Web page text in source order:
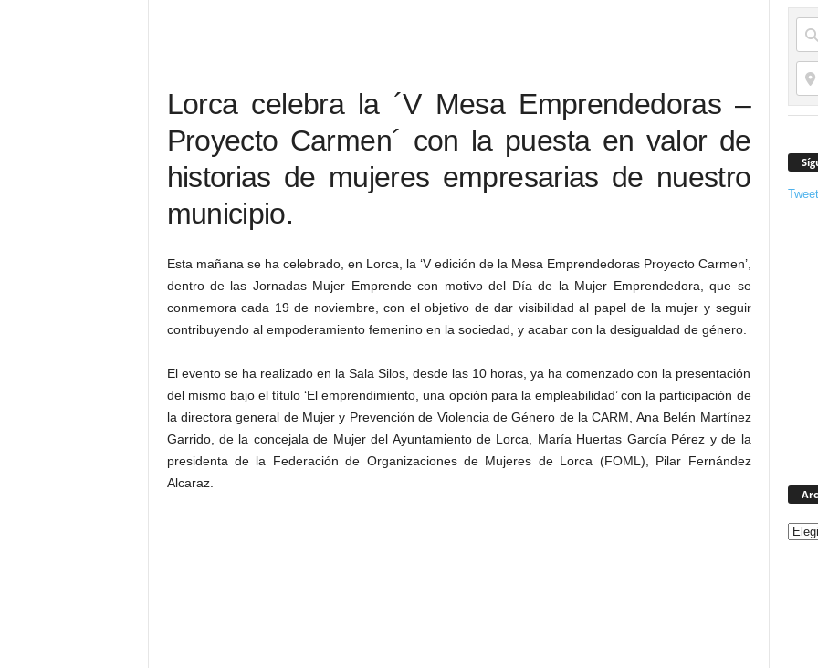
Lorca celebra la ´V Mesa Emprendedoras –
Proyecto Carmen´ con la puesta en valor de
historias de mujeres empresarias de nuestro
municipio.
Esta mañana se ha celebrado, en Lorca, la ‘V edición de la Mesa Emprendedoras Proyecto Carmen’,
dentro de las Jornadas Mujer Emprende con motivo del Día de la Mujer Emprendedora, que se
conmemora cada 19 de noviembre, con el objetivo de dar visibilidad al papel de la mujer y seguir
contribuyendo al empoderamiento femenino en la sociedad, y acabar con la desigualdad de género.
El evento se ha realizado en la Sala Silos, desde las 10 horas, ya ha comenzado con la presentación
del mismo bajo el título ‘El emprendimiento, una opción para la empleabilidad’ con la participación de
la directora general de Mujer y Prevención de Violencia de Género de la CARM, Ana Belén Martínez
Garrido, de la concejala de Mujer del Ayuntamiento de Lorca, María Huertas García Pérez y de la
presidenta de la Federación de Organizaciones de Mujeres de Lorca (FOML), Pilar Fernández
Alcaraz.